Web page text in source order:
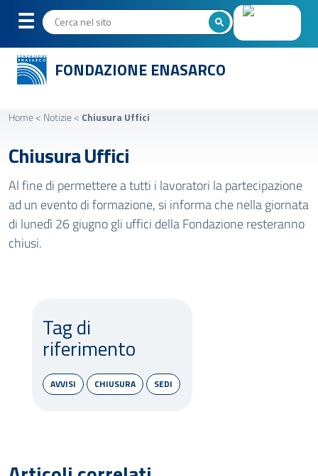
FONDAZIONE ENASARCO
Home< Notizie< Chiusura Uffici
Chiusura Uffici
Al fine di permettere a tutti i lavoratori la partecipazione
ad un evento di formazione, si informa che nella giornata
di lunedì 26 giugno gli uffici della Fondazione resteranno
chiusi.
Tag di
riferimento
AVVISI CHIUSURA SEDI